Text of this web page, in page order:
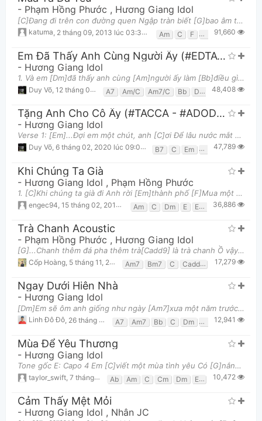
- Phạm Hồng Phước , Hương Giang Idol
[C]Đang đi trên con đường quen Ngập tràn biết [G]bao âm thanh yêu thương rộn vang Ngày vui bước [A
katuma 2 tháng 09, 2013 lúc 03:30pm Am C F G 91,660
Em Đã Thấy Anh Cùng Người Ấy (#EDTACNA)
- Hương Giang Idol
1. Và em [Dm]đã thấy anh cùng [Am]người ấy làm [Bb]điều gì đêm [F]ấy Em [Gm]muốn biết anh thấy [Dm
Duy Võ 12 tháng 03, 2019 lúc 08:51pm A7 Am/C Am7/C Bb Dm Dm/f E7
48,408
Tặng Anh Cho Cô Ấy (#TACCA - #ADODDA4)
- Hương Giang Idol
Verse 1: [Em]...Đợi em một chút, anh [C]ơi Để lâu nước mắt đang [G]rơi rồi ta sẽ nói đôi [B7]lời
Duy Võ, 6 tháng 02, 2020 lúc 09:01pm B7 C Em G 47,789
Khi Chúng Ta Già
- Hương Giang Idol , Phạm Hồng Phước
1. [C]Khi chúng ta già đi Anh rời [Em]thành phố [F]Mua một căn nhà [G]nhỏ bên ngoài ngoại [C]ô Nơ
engec94 15 tháng 02, 2014 lúc 11:56am Am C Dm E Em F G
36,886
Trà Chanh Acoustic
- Phạm Hồng Phước , Hương Giang Idol
[G]...Chanh thêm đá pha thêm trà[Cadd9] là trà chanh Ồ vậy à? [G]...Kêu thêm chút viên chiên [Cadd9]
Cốp Hoàng 5 tháng 11, 2013 lúc 07:01am Am7 Bm7 C Cadd9 D Em G
17,279
Ngay Dưới Hiên Nhà
- Hương Giang Idol
[Dm]Em sẽ ôm anh giống như ngày [Am7]xưa một năm trước đây [F]Khi [Dm]mình cầm tay nhau trên chiếc [
Linh Đô Đô 26 tháng 11, 2013 lúc 04:22am A7 Am7 Bb C Dm Dm7 F Gm
12,941
Mùa Để Yêu Thương
- Hương Giang Idol
Tone gốc E: Capo 4 Em [C]viết một mùa tình yêu Có [G]nắng ấm và có tiếng [Em]mưa rơi [Am]Tiếng ve
taylor_swift 7 tháng 09, 2016 lúc 04:52pm Ab Am C Cm Dm Eb Em F Fm
10,472
Cảm Thấy Mệt Mỏi
- Hương Giang Idol , Nhân JC